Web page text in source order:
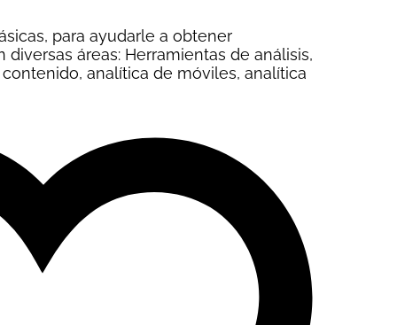
para ayudarle a obtener
áreas: Herramientas de análisis,
analítica de móviles, analítica